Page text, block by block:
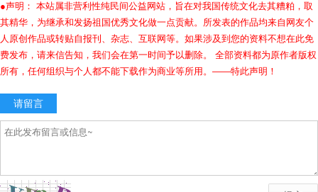
●声明： 本站属非营利性纯民间公益网站，旨在对我国传统文化去其糟粕，取
其精华，为继承和发扬祖国优秀文化做一点贡献。所发表的作品均来自网友个
人原创作品或转贴自报刊、杂志、互联网等。如果涉及到您的资料不想在此免
费发布，请来信告知，我们会在第一时间予以删除。 全部资料都为原作者版权
所有，任何组织与个人都不能下载作为商业等所用。——特此声明！
请留言